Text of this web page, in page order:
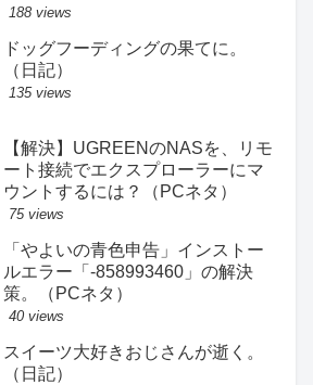
188 views
ドッグフーディングの果てに。
（日記）
135 views
【解決】UGREENのNASを、リモ
ート接続でエクスプローラーにマ
ウントするには？（PCネタ）
75 views
「やよいの青色申告」インストー
ルエラー「-858993460」の解決
策。（PCネタ）
40 views
スイーツ大好きおじさんが逝く。
（日記）